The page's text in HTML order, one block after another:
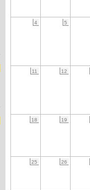
4 5
11 12
18 19
25 26